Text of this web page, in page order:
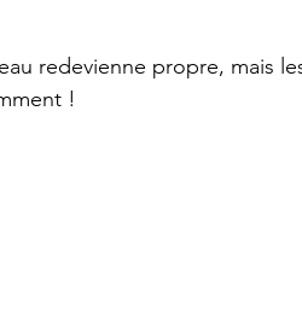
redevienne propre, mais
!